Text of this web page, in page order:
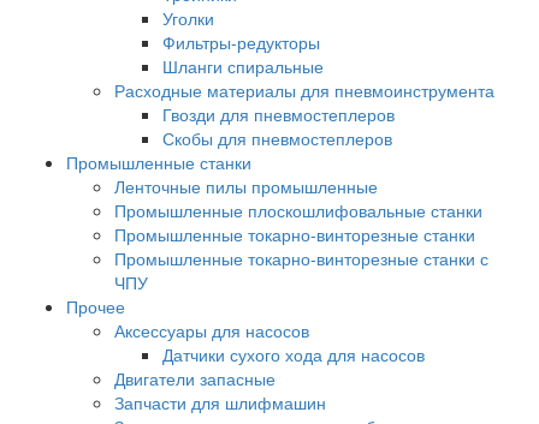
Уголки
Фильтры-редукторы
Шланги спиральные
Расходные материалы для пневмоинструмента
Гвозди для пневмостеплеров
Скобы для пневмостеплеров
Промышленные станки
Ленточные пилы промышленные
Промышленные плоскошлифовальные станки
Промышленные токарно-винторезные станки
Промышленные токарно-винторезные станки с
ЧПУ
Прочее
Аксессуары для насосов
Датчики сухого хода для насосов
Двигатели запасные
Запчасти для шлифмашин